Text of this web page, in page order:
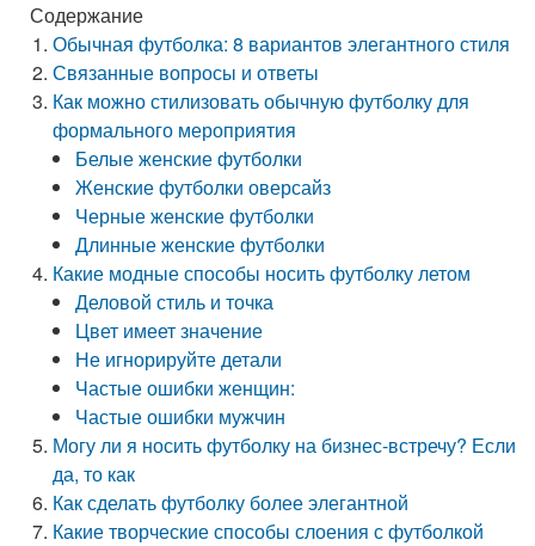
Содержание
Обычная футболка: 8 вариантов элегантного стиля
Связанные вопросы и ответы
Как можно стилизовать обычную футболку для
формального мероприятия
Белые женские футболки
Женские футболки оверсайз
Черные женские футболки
Длинные женские футболки
Какие модные способы носить футболку летом
Деловой стиль и точка
Цвет имеет значение
Не игнорируйте детали
Частые ошибки женщин:
Частые ошибки мужчин
Могу ли я носить футболку на бизнес-встречу? Если
да, то как
Как сделать футболку более элегантной
Какие творческие способы слоения с футболкой